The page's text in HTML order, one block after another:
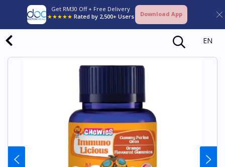
Get RM30 Off + Free Delivery
★★★★★ Rated by 2,500+ Users Download App
EN